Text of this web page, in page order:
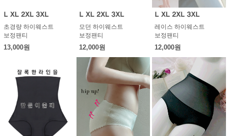
초경량 하이웨스트
보정팬티
13,000원
모던 하이웨스트
보정팬티
12,000원
레이스 하이웨스트
보정팬티
12,000원